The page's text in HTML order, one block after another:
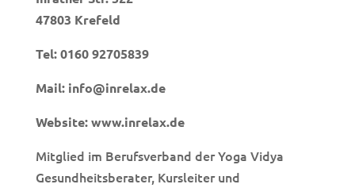
47803 Krefeld
Tel:0160 92705839
Mail: info@inrelax.de
Website:www.inrelax.de
Mitglied im Berufsverband der Yoga Vidya
Gesundheitsberater, Kursleiter und